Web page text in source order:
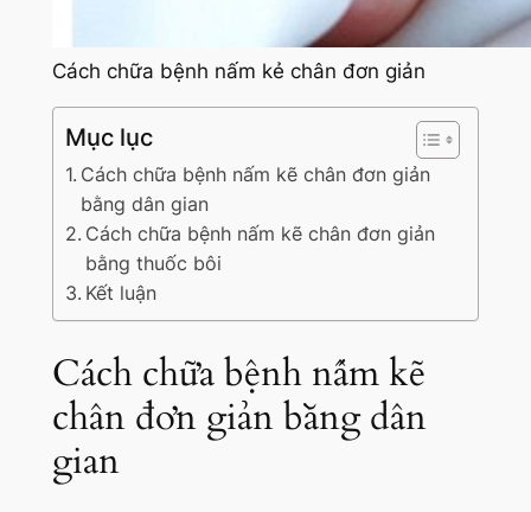
Cách chữa bệnh nấm kẻ chân đơn giản
Mục lục
Cách chữa bệnh nấm kẽ chân đơn giản
bằng dân gian
Cách chữa bệnh nấm kẽ chân đơn giản
bằng thuốc bôi
Kết luận
Cách chữa bệnh nấm kẽ
chân đơn giản bằng dân
gian